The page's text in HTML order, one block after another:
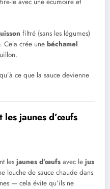
le avec une écumoire et
filtré (sans les légumes)
Cela crée une béchamel
ce que la sauce devienne
jaunes d’œufs
les jaunes d’œufs avec le jus
louche de sauce chaude dans
— cela évite qu’ils ne